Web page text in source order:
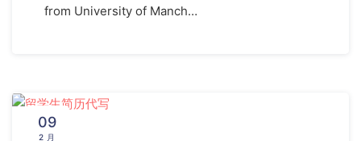
from University of Manch…
09
2 月